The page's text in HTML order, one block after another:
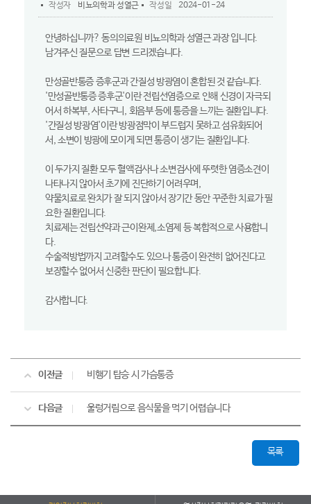
작성자 비뇨의학과 성열근 작성일 2024-01-24
안녕하십니까? 동의의료원 비뇨의학과 성열근 과장 입니다.
남겨주신 질문으로 답변 드리겠습니다.
만성골반통증 증후군과 간질성 방광염이 혼합된 것 같습니다.
'만성골반통증 증후군'이란 전립선염증으로 인해 신경이 자극되
어서 하복부, 사타구니, 회음부 등에 통증을 느끼는 질환입니다.
'간질성 방광염'이란 방광점막이 부드럽지 못하고 섬유화되어
서, 소변이 방광에 모이게 되면 통증이 생기는 질환입니다.
이 두가지 질환 모두 혈액검사나 소변검사에 뚜렷한 염증소견이
나타나지 않아서 초기에 진단하기 어려우며,
약물치료로 완치가 잘 되지 않아서 장기간 동안 꾸준한 치료가 필
요한 질환입니다.
치료제는 전립선약과 근이완제,소염제 등 복합적으로 사용합니
다.
수술적방법까지 고려할수도 있으나 통증이 완전히 없어진다고
보장할수 없어서 신중한 판단이 필요합니다.
감사합니다.
이전글 비행기 탑승 시 가슴통증
다음글 울렁거림으로 음식물을 먹기 어렵습니다
목록